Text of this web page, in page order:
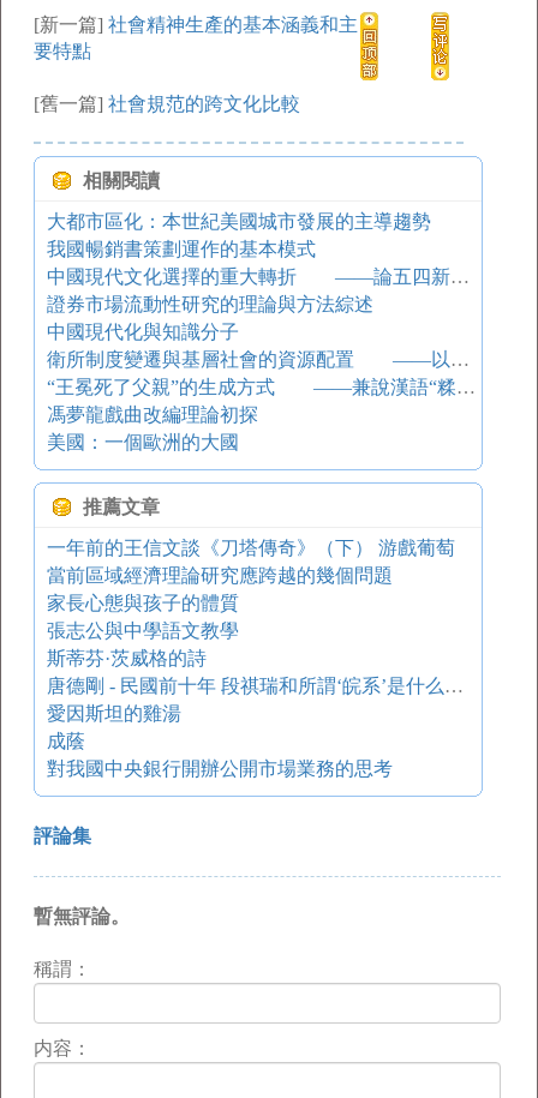
[新一篇] 社會精神生產的基本涵義和主
要特點
[舊一篇] 社會規范的跨文化比較
相關閱讀
大都市區化：本世紀美國城市發展的主導趨勢
我國暢銷書策劃運作的基本模式
中國現代文化選擇的重大轉折 ——論五四新文化運動的文化特色
證券市場流動性研究的理論與方法綜述
中國現代化與知識分子
衛所制度變遷與基層社會的資源配置 ——以明清蔚州為中心的考察
“王冕死了父親”的生成方式 ——兼說漢語“糅合”造句
馮夢龍戲曲改編理論初探
美國：一個歐洲的大國
推薦文章
一年前的王信文談《刀塔傳奇》（下） 游戲葡萄
當前區域經濟理論研究應跨越的幾個問題
家長心態與孩子的體質
張志公與中學語文教學
斯蒂芬·茨威格的詩
唐德剛 - 民國前十年 段祺瑞和所謂‘皖系’是什么回事？
愛因斯坦的雞湯
成蔭
對我國中央銀行開辦公開市場業務的思考
評論集
暫無評論。
稱謂：
内容：